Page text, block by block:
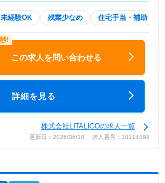
未経験OK 残業少なめ 住宅手当・補助
この求人を問い合わせる
詳細を見る
株式会社LITALICOの求人一覧
更新日：2026/06/18 求人番号：10114498